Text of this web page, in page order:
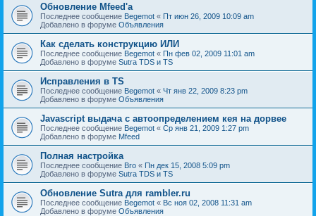
Обновление Mfeed'а
Последнее сообщение Begemot « Пт июн 26, 2009 10:09 am
Добавлено в форуме Объявления
Как сделать конструкцию ИЛИ
Последнее сообщение Begemot « Пн фев 02, 2009 11:01 am
Добавлено в форуме Sutra TDS и TS
Исправления в TS
Последнее сообщение Begemot « Чт янв 22, 2009 8:23 pm
Добавлено в форуме Объявления
Javascript выдача с автоопределением кея на дорвее
Последнее сообщение Begemot « Ср янв 21, 2009 1:27 pm
Добавлено в форуме Mfeed
Полная настройка
Последнее сообщение Bro « Пн дек 15, 2008 5:09 pm
Добавлено в форуме Sutra TDS и TS
Обновление Sutra для rambler.ru
Последнее сообщение Begemot « Вс ноя 02, 2008 11:31 am
Добавлено в форуме Объявления